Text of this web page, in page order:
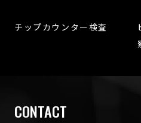
チップカウンター検査
CONTACT